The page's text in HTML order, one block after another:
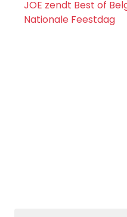
JOE zendt Best of
Nationale Feestdag